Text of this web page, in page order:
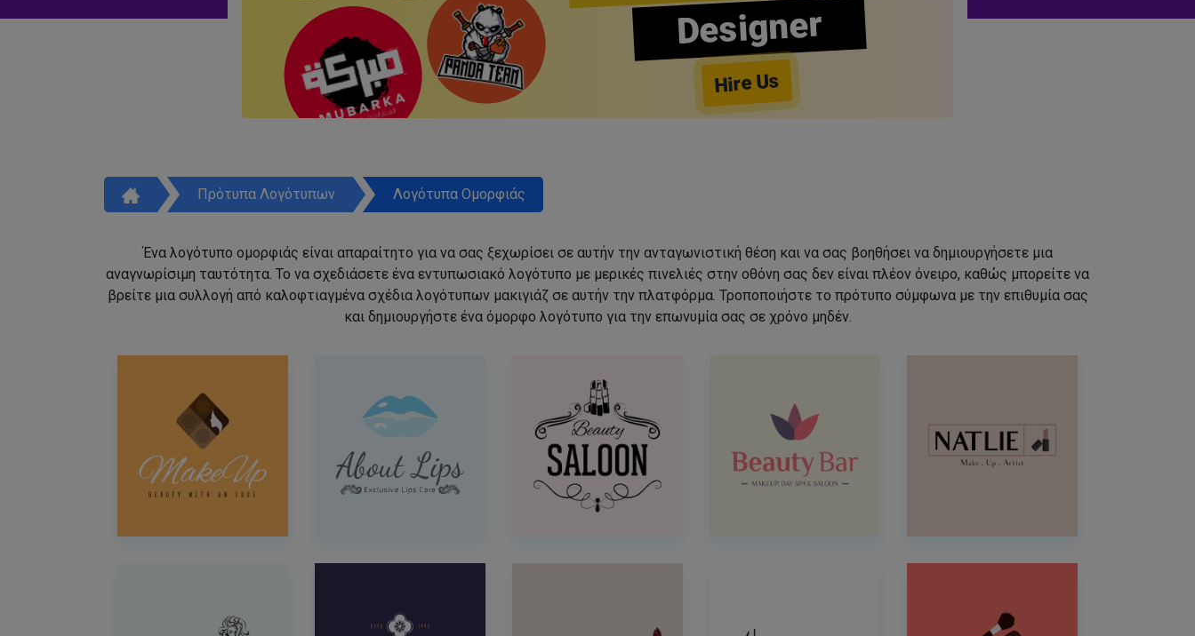
Designer
Hire Us
Πρότυπα Λογότυπων Λογότυπα Ομορφιάς
Ένα λογότυπο ομορφιάς είναι απαραίτητο για να σας ξεχωρίσει σε αυτήν την ανταγωνιστική θέση και να σας βοηθήσει να δημιουργήσετε μια
αναγνωρίσιμη ταυτότητα. Το να σχεδιάσετε ένα εντυπωσιακό λογότυπο με μερικές πινελιές στην οθόνη σας δεν είναι πλέον όνειρο, καθώς μπορείτε να
βρείτε μια συλλογή από καλοφτιαγμένα σχέδια λογότυπων μακιγιάζ σε αυτήν την πλατφόρμα. Τροποποιήστε το πρότυπο σύμφωνα με την επιθυμία σας
και δημιουργήστε ένα όμορφο λογότυπο για την επωνυμία σας σε χρόνο μηδέν.